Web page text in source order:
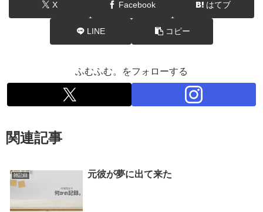
X Facebook はてブ
LINE コピー
ふむふむ。をフォローする
関連記事
雑記録 元彼が夢に出て来た